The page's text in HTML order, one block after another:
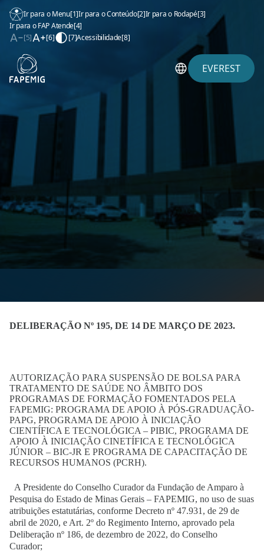
Ir para o Menu[1]Ir para o Conteúdo[2]Ir para o Rodapé[3]
Ir para o FAP Atende[4]
[5]
[6] [7]Acessibilidade[8]
EVEREST
DELIBERAÇÃO Nº 195, DE 14 DE MARÇO DE 2023.
AUTORIZAÇÃO PARA SUSPENSÃO DE BOLSA PARA
TRATAMENTO DE SAÚDE NO ÂMBITO DOS
PROGRAMAS DE FORMAÇÃO FOMENTADOS PELA
FAPEMIG: PROGRAMA DE APOIO À PÓS-GRADUAÇÃO-
PAPG, PROGRAMA DE APOIO À INICIAÇÃO
CIENTÍFICA E TECNOLÓGICA – PIBIC, PROGRAMA DE
APOIO À INICIAÇÃO CINETÍFICA E TECNOLÓGICA
JÚNIOR – BIC-JR E PROGRAMA DE CAPACITAÇÃO DE
RECURSOS HUMANOS (PCRH).
A Presidente do Conselho Curador da Fundação de Amparo à
Pesquisa do Estado de Minas Gerais – FAPEMIG, no uso de suas
atribuições estatutárias, conforme Decreto nº 47.931, de 29 de
abril de 2020, e Art. 2º do Regimento Interno, aprovado pela
Deliberação nº 186, de dezembro de 2022, do Conselho
Curador;